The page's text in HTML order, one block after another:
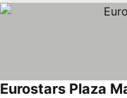
Eurostars Plaza